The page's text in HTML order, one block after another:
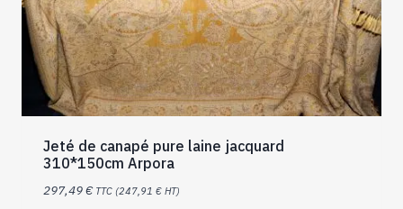
Jeté de canapé pure laine jacquard
310*150cm Arpora
297,49€ TTC (247,91 € HT)